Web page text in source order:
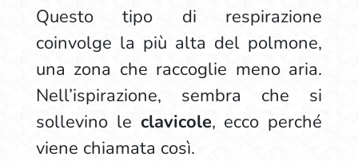
Questo tipo di respirazione
coinvolge la più alta del polmone,
una zona che raccoglie meno aria.
Nell’ispirazione, sembra che si
sollevino le clavicole, ecco perché
viene chiamata così.